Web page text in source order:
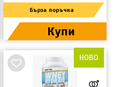
Бърза поръчка
Купи
НОВО